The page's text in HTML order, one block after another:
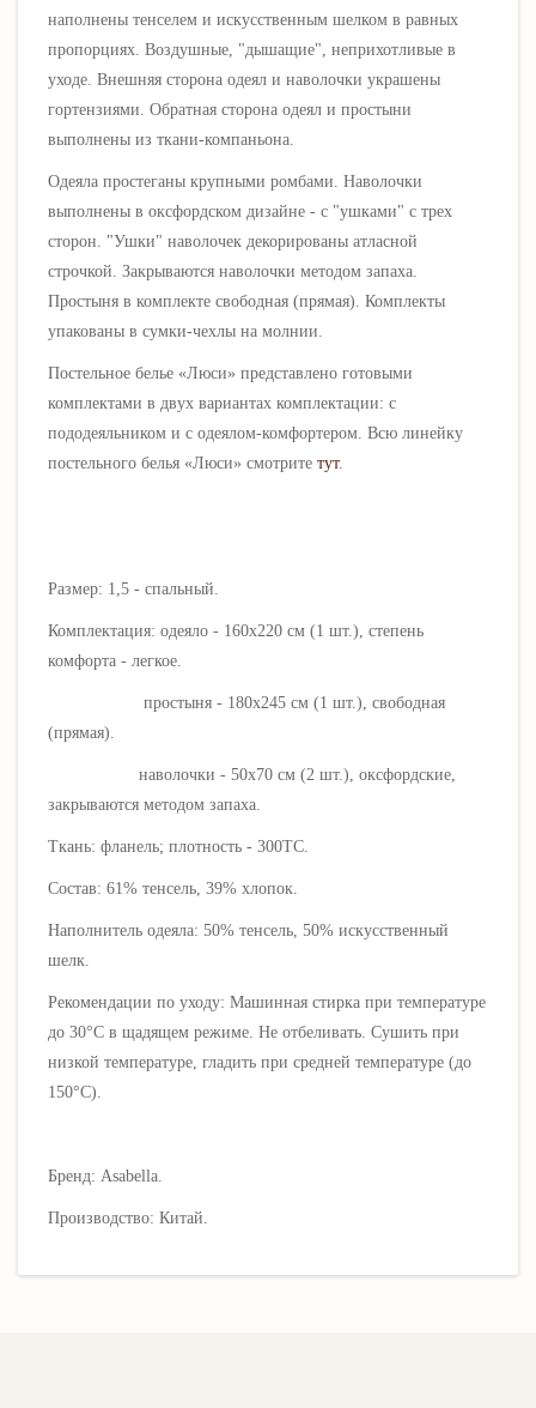
наполнены тенселем и искусственным шелком в равных
пропорциях. Воздушные, "дышащие", неприхотливые в
уходе. Внешняя сторона одеял и наволочки украшены
гортензиями. Обратная сторона одеял и простыни
выполнены из ткани-компаньона.
Одеяла простеганы крупными ромбами. Наволочки
выполнены в оксфордском дизайне - с "ушками" с трех
сторон. "Ушки" наволочек декорированы атласной
строчкой. Закрываются наволочки методом запаха.
Простыня в комплекте свободная (прямая). Комплекты
упакованы в сумки-чехлы на молнии.
Постельное белье «Люси» представлено готовыми
комплектами в двух вариантах комплектации: с
пододеяльником и с одеялом-комфортером. Всю линейку
постельного белья «Люси» смотрите тут.
Размер: 1,5 - спальный.
Комплектация: одеяло - 160х220 см (1 шт.), степень
комфорта - легкое.
простыня - 180х245 см (1 шт.), свободная
(прямая).
наволочки - 50х70 см (2 шт.), оксфордские,
закрываются методом запаха.
Ткань: фланель; плотность - 300ТС.
Состав: 61% тенсель, 39% хлопок.
Наполнитель одеяла: 50% тенсель, 50% искусственный
шелк.
Рекомендации по уходу: Машинная стирка при температуре
до 30°C в щадящем режиме. Не отбеливать. Сушить при
низкой температуре, гладить при средней температуре (до
150°C).
Бренд: Asabella.
Производство: Китай.